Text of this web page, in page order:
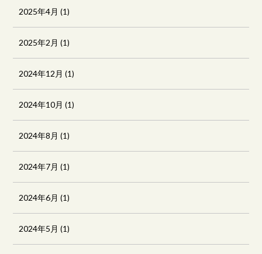
2025年4月 (1)
2025年2月 (1)
2024年12月 (1)
2024年10月 (1)
2024年8月 (1)
2024年7月 (1)
2024年6月 (1)
2024年5月 (1)